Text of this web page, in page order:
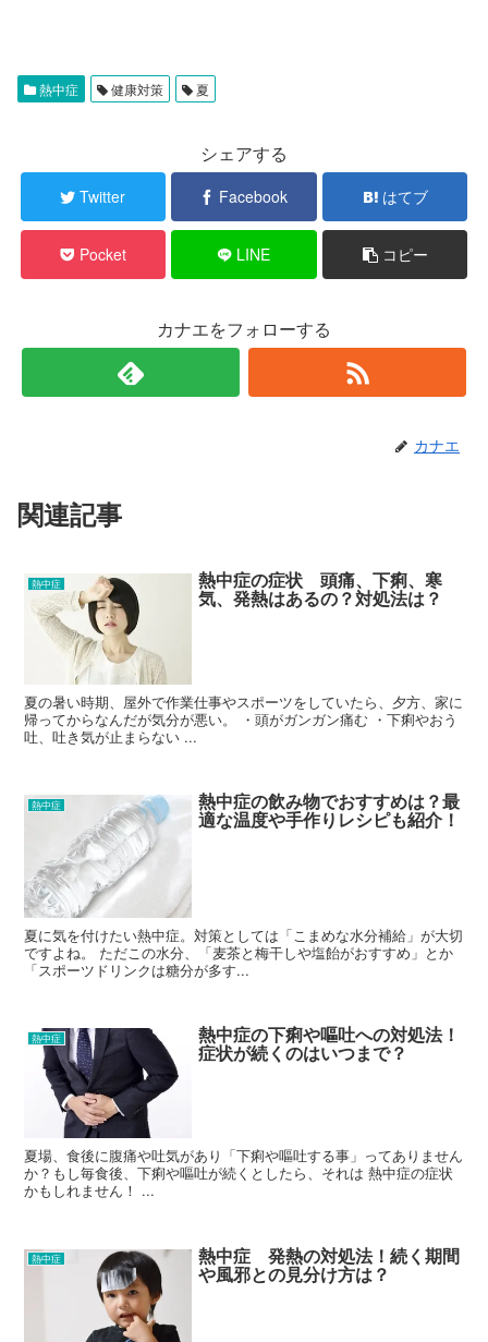
熱中症 健康対策 夏
シェアする
Twitter Facebook はてブ
Pocket LINE コピー
カナエをフォローする
カナエ
関連記事
熱中症 熱中症の症状 頭痛、下痢、寒
気、発熱はあるの？対処法は？
夏の暑い時期、屋外で作業仕事やスポーツをしていたら、夕方、家に
帰ってからなんだが気分が悪い。 ・頭がガンガン痛む ・下痢やおう
吐、吐き気が止まらない ...
熱中症 熱中症の飲み物でおすすめは？最
適な温度や手作りレシピも紹介！
夏に気を付けたい熱中症。対策としては「こまめな水分補給」が大切
ですよね。 ただこの水分、「麦茶と梅干しや塩飴がおすすめ」とか
「スポーツドリンクは糖分が多す...
熱中症 熱中症の下痢や嘔吐への対処法！
症状が続くのはいつまで？
夏場、食後に腹痛や吐気があり「下痢や嘔吐する事」ってありません
か？もし毎食後、下痢や嘔吐が続くとしたら、それは 熱中症の症状
かもしれません！ ...
熱中症 熱中症 発熱の対処法！続く期間
や風邪との見分け方は？